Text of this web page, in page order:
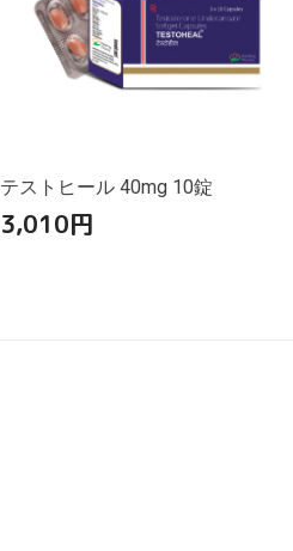
テストヒール 40mg 10錠
3,010円